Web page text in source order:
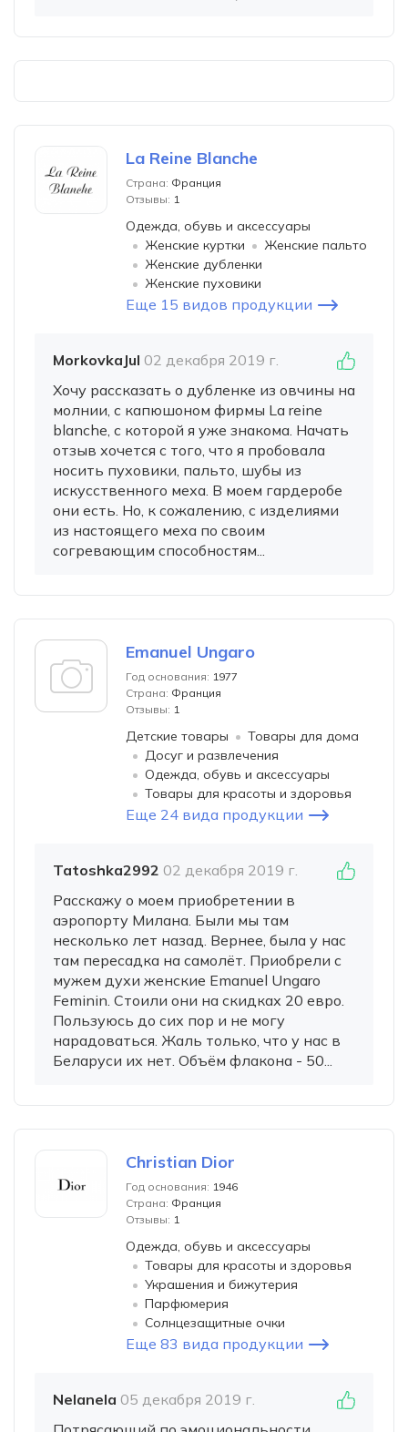
La Reine Blanche
Страна: Франция
Отзывы: 1
Одежда, обувь и аксессуары
Женские куртки
Женские пальто
Женские дубленки
Женские пуховики
Еще 15 видов продукции
MorkovkaJul 02 декабря 2019 г.
Хочу рассказать о дубленке из овчины на
молнии, с капюшоном фирмы La reine
blanche, с которой я уже знакома. Начать
отзыв хочется с того, что я пробовала
носить пуховики, пальто, шубы из
искусственного меха. В моем гардеробе
они есть. Но, к сожалению, с изделиями
из настоящего меха по своим
согревающим способностям...
Emanuel Ungaro
Год основания: 1977
Страна: Франция
Отзывы: 1
Детские товары
Товары для дома
Досуг и развлечения
Одежда, обувь и аксессуары
Товары для красоты и здоровья
Еще 24 вида продукции
Tatoshka2992 02 декабря 2019 г.
Расскажу о моем приобретении в
аэропорту Милана. Были мы там
несколько лет назад. Вернее, была у нас
там пересадка на самолёт. Приобрели с
мужем духи женские Emanuel Ungaro
Feminin. Стоили они на скидках 20 евро.
Пользуюсь до сих пор и не могу
нарадоваться. Жаль только, что у нас в
Беларуси их нет. Объём флакона - 50...
Christian Dior
Год основания: 1946
Страна: Франция
Отзывы: 1
Одежда, обувь и аксессуары
Товары для красоты и здоровья
Украшения и бижутерия
Парфюмерия
Солнцезащитные очки
Еще 83 вида продукции
Nelanela 05 декабря 2019 г.